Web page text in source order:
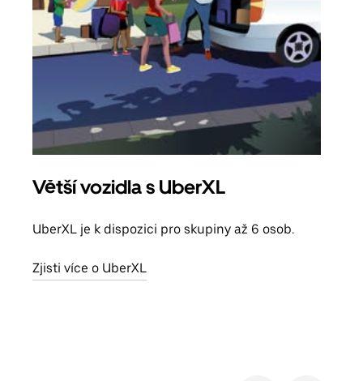
Větší vozidla s UberXL
UberXL je k dispozici pro skupiny až 6 osob.
Zjisti více o UberXL